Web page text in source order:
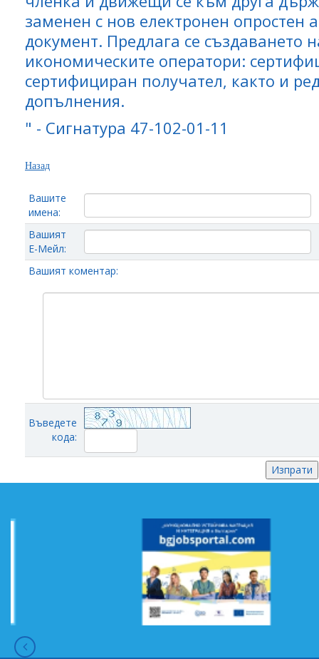
заменен с нов електронен опростен
документ. Предлага се създаването
икономическите оператори:
сертифициран получател, както и
допълнения.
" - Сигнатура 47-102-01-11
Назад
Вашите
имена:
Вашият
Е-Мейл:
Вашият коментар:
Въведете
кода: